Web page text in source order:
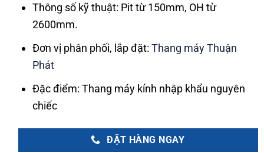
Thông số kỹ thuật: Pit từ 150mm, OH từ
2600mm.
Đơn vị phân phối, lắp đặt:Thang máy Thuận
Phát
Đặc điểm: Thang máy kính nhập khẩu nguyên
chiếc
ĐẶT HÀNG NGAY